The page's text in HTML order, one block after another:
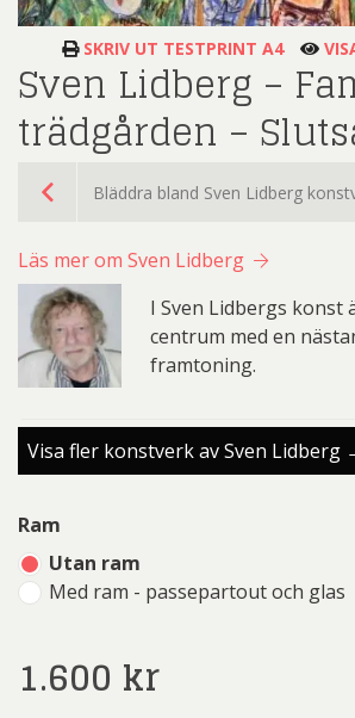
SKRIV UT TESTPRINT A4
Sven Lidberg –
trädgården –
Bläddra bland Sven Lidberg
Läs mer om Sven Lidberg
I Sven Lidbergs konst
centrum med en
framtoning.
Visa fler konstverk av Sven Lidberg
Ram
Utan ram
Med ram - passepartout och glas
1.600 kr